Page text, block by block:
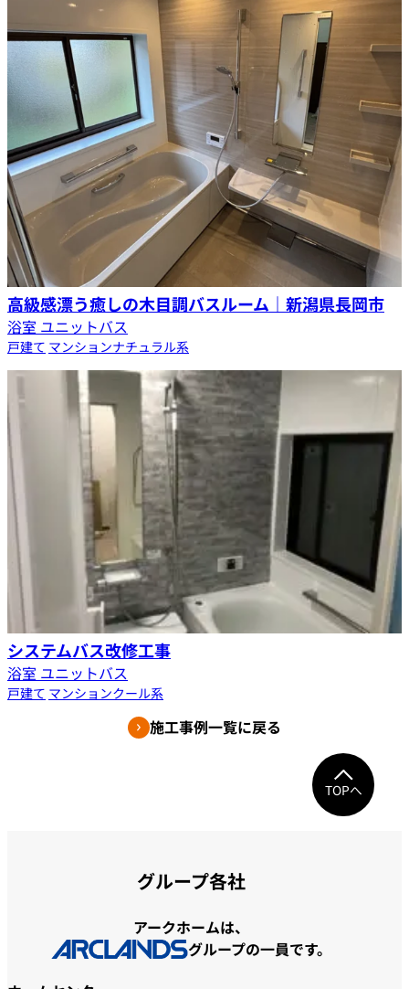
高級感漂う癒しの木目調バスルーム｜新潟県長岡市
浴室 ユニットバス
戸建て マンションナチュラル系
システムバス改修工事
浴室 ユニットバス
戸建て マンションクール系
施工事例一覧に戻る
TOPへ
グループ各社
アークホームは、
グループの一員です。